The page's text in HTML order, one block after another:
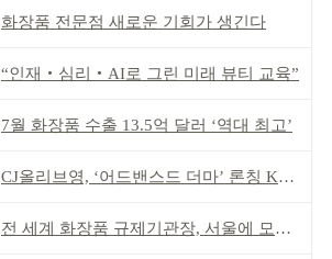
화장품 전문점 새로운 기회가 생긴다
“인재‧심리‧AI로 그린 미래 뷰티 교육”
7월 화장품 수출 13.5억 달러 ‘역대 최고’
CJ올리브영, ‘어드밴스드 더마’ 론칭 K더마 육성 박차
전 세계 화장품 규제기관장, 서울에 모인다